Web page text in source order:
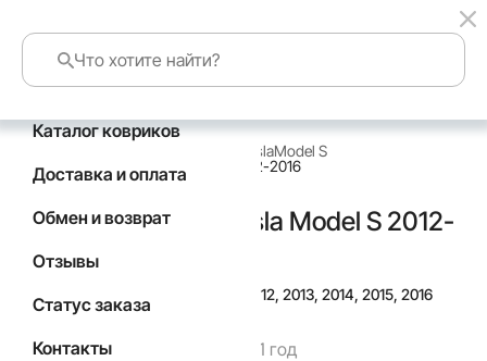
Каталог ковриков
Доставка и оплата
Обмен и возврат
Отзывы
Статус заказа
Контакты
TeslaModel S
Коврики в салон Tesla Model S 2012-2016
Коврики в салон Tesla Model S 2012-
2016
Подойдут для Год выпуска а/м: 2012, 2013, 2014, 2015, 2016
Гарантия производителя 1 год